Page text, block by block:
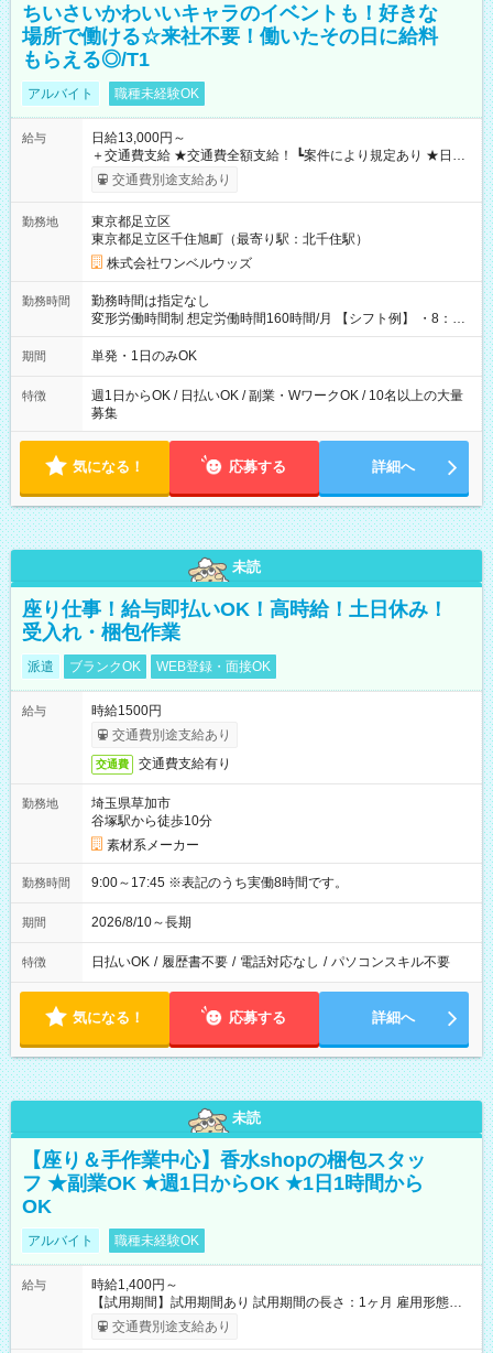
ちいさいかわいいキャラのイベントも！好きな
場所で働ける☆来社不要！働いたその日に給料
もらえる◎/T1
アルバイト 職種未経験OK
給与
日給13,000円～
＋交通費支給 ★交通費全額支給！ ┗案件により規定あり ★日払
いOK！（規定あり） ┗働いたその日に現金GET♪ お仕事後はコ
ンビニATMから 日払い分を引き落とせます！ 【試用期間】試
交通費別途支給あり
勤務地
東京都足立区
東京都足立区千住旭町（最寄り駅：北千住駅）
株式会社ワンベルウッズ
勤務時間
勤務時間は指定なし
変形労働時間制 想定労働時間160時間/月 【シフト例】 ・8：00
～21：00
期間 単発・1日のみOK
特徴
週1日からOK / 日払いOK / 副業・WワークOK / 10名以上の大量
募集
気になる！ 応募する 詳細へ
未読
座り仕事！給与即払いOK！高時給！土日休み！
受入れ・梱包作業
派遣 ブランクOK WEB登録・面接OK
給与
時給1500円
交通費別途支給あり
交通費 交通費支給有り
勤務地
埼玉県草加市
谷塚駅から徒歩10分
素材系メーカー
勤務時間 9:00～17:45 ※表記のうち実働8時間です。
期間 2026/8/10～長期
特徴 日払いOK / 履歴書不要 / 電話対応なし / パソコンスキル不要
気になる！ 応募する 詳細へ
未読
【座り＆手作業中心】香水shopの梱包スタッ
フ ★副業OK ★週1日からOK ★1日1時間から
OK
アルバイト 職種未経験OK
給与
時給1,400円～
【試用期間】試用期間あり 試用期間の長さ：1ヶ月 雇用形態、
給与は本採用時と同じです。
交通費別途支給あり